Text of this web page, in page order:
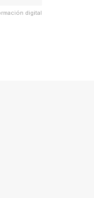
digital